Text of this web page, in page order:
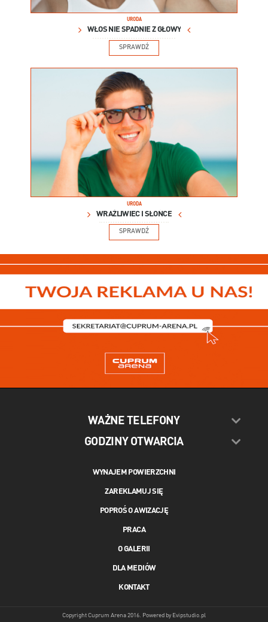
URODA
WŁOS NIE SPADNIE Z GŁOWY
SPRAWDŹ
URODA
WRAŻLIWIEC I SŁOŃCE
SPRAWDŹ
WAŻNE TELEFONY
GODZINY OTWARCIA
WYNAJEM POWIERZCHNI
ZAREKLAMUJ SIĘ
POPROŚ O AWIZACJĘ
PRACA
O GALERII
DLA MEDIÓW
KONTAKT
Copyright Cuprum Arena 2016. Powered by Evipstudio.pl